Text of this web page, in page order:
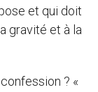
et qui doit
gravité et à la
? «